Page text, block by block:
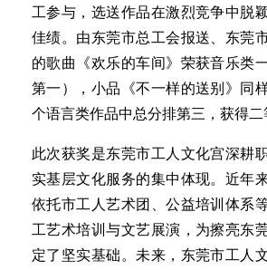
工参与，选送作品在激烈竞争中脱
佳绩。由东莞市总工会报送、东莞
的歌曲《欢乐的车间》荣获音乐类
第一），小品《不一样的送别》同
个语言类作品中总分排第三，获得二
此次获奖是东莞市工人文化宫深耕
实基层文化服务的集中体现。近年
依托市工人艺术团、公益培训体系
工艺术培训与文艺展演，为擦亮东
定了坚实基础。未来，东莞市工人